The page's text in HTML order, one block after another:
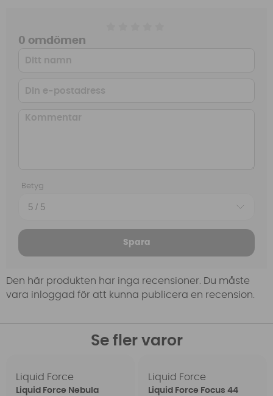
0 omdömen
Betyg
Spara
Den här produkten har inga recensioner. Du måste
vara inloggad för att kunna publicera en recension.
Se fler varor
Liquid Force
Liquid Force Nebula
Liquid Force
Liquid Force Focus 44